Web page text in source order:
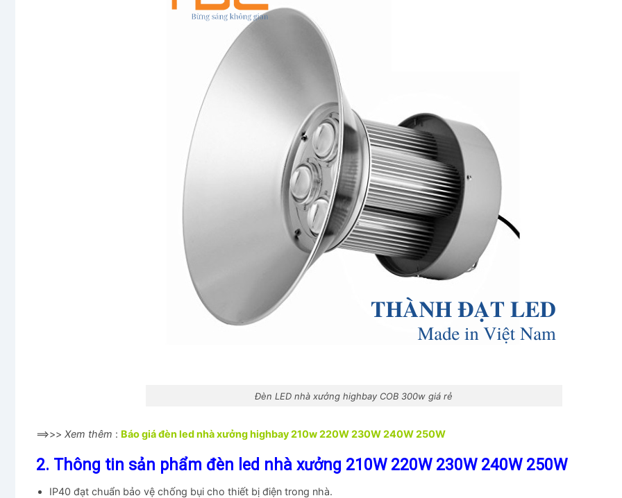
Đèn LED nhà xưởng highbay COB 300w giá rẻ
==>>> Xem thêm : Báo giá đèn led nhà xưởng highbay 210w 220W 230W 240W 250W
2. Thông tin sản phẩm đèn led nhà xưởng 210W 220W 230W 240W 250W
IP40 đạt chuẩn bảo vệ chống bụi cho thiết bị điện trong nhà.